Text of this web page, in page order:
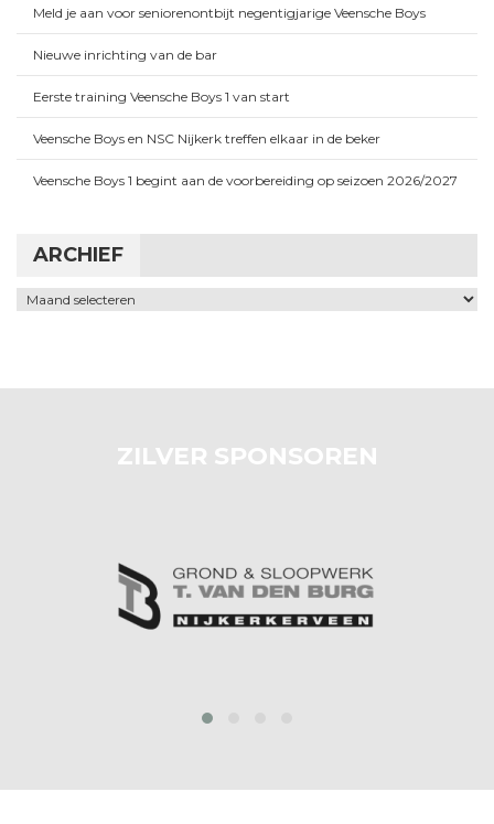
Meld je aan voor seniorenontbijt negentigjarige Veensche Boys
Nieuwe inrichting van de bar
Eerste training Veensche Boys 1 van start
Veensche Boys en NSC Nijkerk treffen elkaar in de beker
Veensche Boys 1 begint aan de voorbereiding op seizoen 2026/2027
ARCHIEF
Archief
ZILVER SPONSOREN
prev